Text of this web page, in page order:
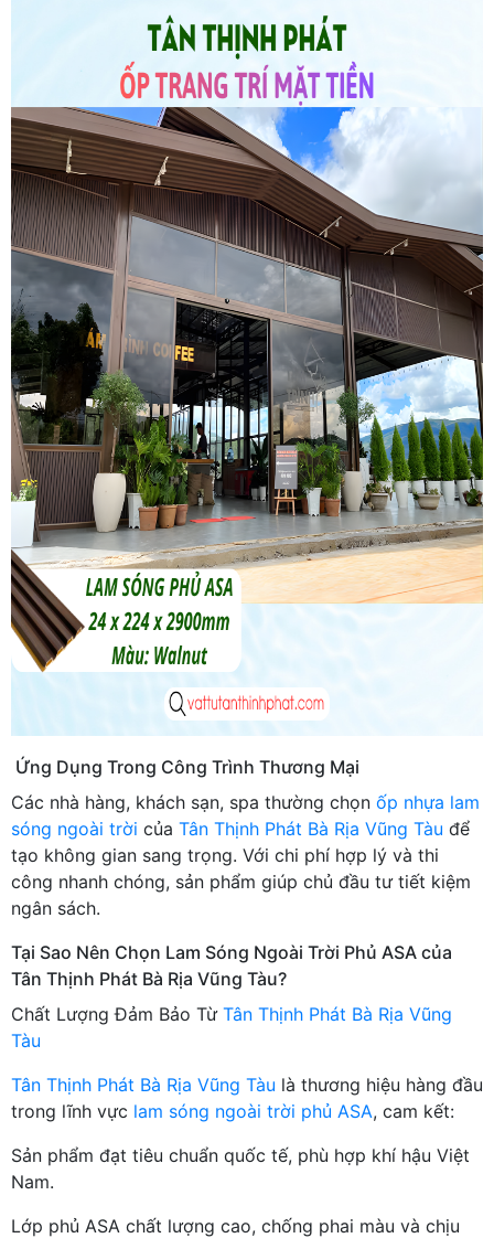
Ứng Dụng Trong Công Trình Thương Mại
Các nhà hàng, khách sạn, spa thường chọn ốp nhựa lam
sóng ngoài trời của Tân Thịnh Phát Bà Rịa Vũng Tàu để
tạo không gian sang trọng. Với chi phí hợp lý và thi
công nhanh chóng, sản phẩm giúp chủ đầu tư tiết kiệm
ngân sách.
Tại Sao Nên Chọn Lam Sóng Ngoài Trời Phủ ASA của
Tân Thịnh Phát Bà Rịa Vũng Tàu?
Chất Lượng Đảm Bảo Từ Tân Thịnh Phát Bà Rịa Vũng
Tàu
Tân Thịnh Phát Bà Rịa Vũng Tàu là thương hiệu hàng đầu
trong lĩnh vực lam sóng ngoài trời phủ ASA, cam kết:
Sản phẩm đạt tiêu chuẩn quốc tế, phù hợp khí hậu Việt
Nam.
Lớp phủ ASA chất lượng cao, chống phai màu và chịu